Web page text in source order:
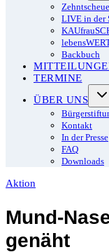
LIVE in der
Backbuch
TERMINE
ÜBER UNS
Kontakt
In der Presse
FAQ
Downloads
Aktion
Mund-
genäht